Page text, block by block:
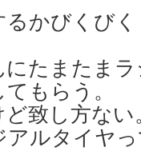
かびくび
たまたま
もらう。
致し方な
ルタイヤ